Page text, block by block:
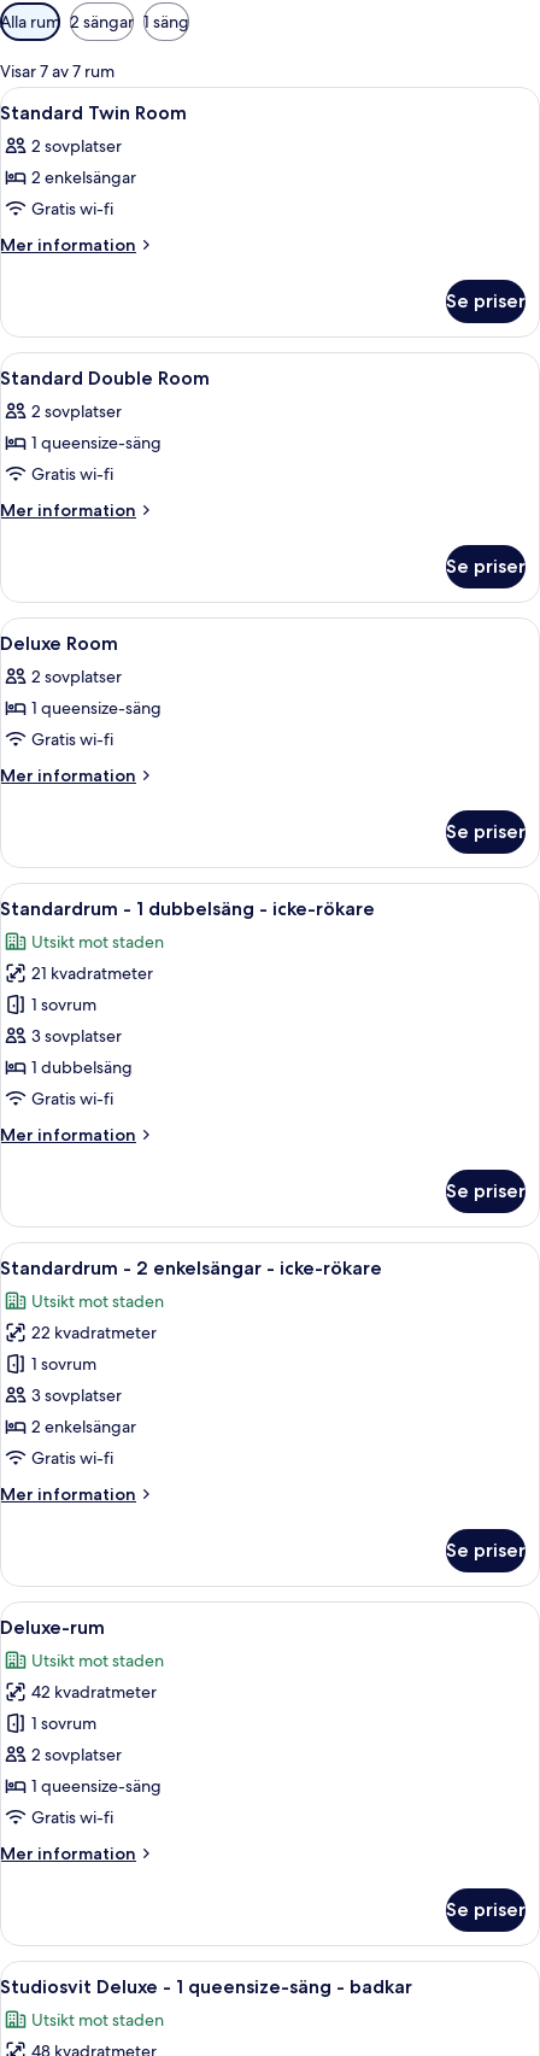
Tillgängliga
filter
för
rum
Alla rum 2 sängar 1 säng
Visar 7 av 7 rum
Öppna
alla
foton
för
Standard
Twin
1 sovrum, duntäcken,
2
Standard Twin Room
2 sovplatser
2 enkelsängar
Gratis wi-fi
Mer information
Mer
Twin
Room
Se priser
Öppna
alla
foton
för
Standard
Double
1 sovrum, duntäcken,
3
Standard Double Room
2 sovplatser
1 queensize-säng
Gratis wi-fi
Mer information
Mer
Double
Room
Se priser
Öppna
alla
foton
för
Deluxe
Room
1 sovrum, duntäcken,
6
Deluxe Room
2 sovplatser
1 queensize-säng
Gratis wi-fi
Mer information
Mer
Room
Se priser
Öppna
alla
foton
för
Standardrum
-
1
dubbelsäng
icke-
Ett hotellrum med en säng, ett
6
Standardrum - 1 dubbelsäng - icke-rökare
Utsikt mot staden
21 kvadratmeter
1 sovrum
3 sovplatser
1 dubbelsäng
Gratis wi-fi
Mer information
Mer
-
dubbelsäng
icke-
rökare
Se priser
Öppna
alla
foton
för
Standardrum
-
2
enkelsängar
icke-
Ett hotellrum med två sängar, en
7
Standardrum - 2 enkelsängar - icke-rökare
Utsikt mot staden
22 kvadratmeter
1 sovrum
3 sovplatser
2 enkelsängar
Gratis wi-fi
Mer information
Mer
-
enkelsängar
icke-
rökare
Se priser
Öppna
alla
foton
för
Deluxe-
rum
Deluxe-rum | 1 sovrum, duntäcken,
5
Deluxe-rum
Utsikt mot staden
42 kvadratmeter
1 sovrum
2 sovplatser
1 queensize-säng
Gratis wi-fi
Mer information
Mer
rum
Se priser
Öppna
alla
foton
Studiosvit Deluxe - 1 queensize-
5
Studiosvit Deluxe - 1 queensize-säng - badkar
Utsikt mot staden
48 kvadratmeter